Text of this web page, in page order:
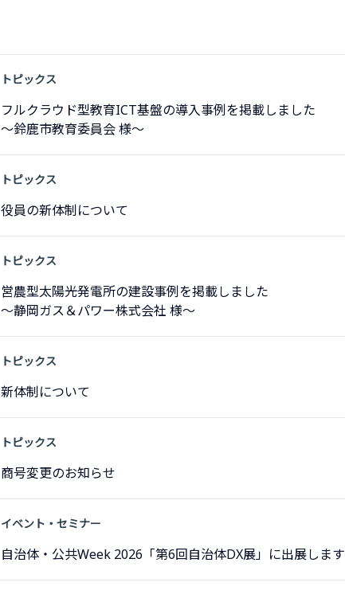
トピックス
フルクラウド型教育ICT基盤の導入事例を掲載しました
～鈴鹿市教育委員会 様～
トピックス
役員の新体制について
トピックス
営農型太陽光発電所の建設事例を掲載しました
～静岡ガス＆パワー株式会社 様～
トピックス
新体制について
トピックス
商号変更のお知らせ
イベント・セミナー
自治体・公共Week 2026「第6回自治体DX展」に出展します